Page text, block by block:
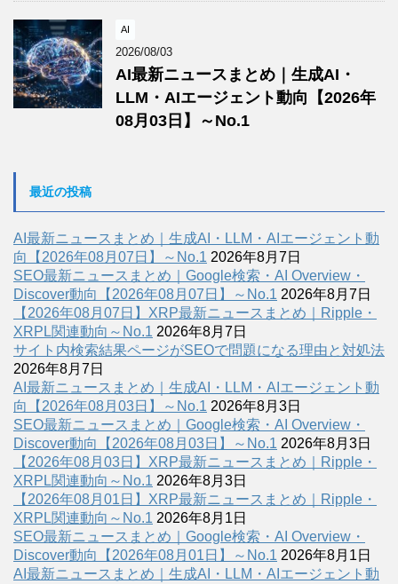
AI
2026/08/03
AI最新ニュースまとめ｜生成AI・
LLM・AIエージェント動向【2026年
08月03日】～No.1
最近の投稿
AI最新ニュースまとめ｜生成AI・LLM・AIエージェント動
向【2026年08月07日】～No.1 2026年8月7日
SEO最新ニュースまとめ｜Google検索・AI Overview・
Discover動向【2026年08月07日】～No.1 2026年8月7日
【2026年08月07日】XRP最新ニュースまとめ｜Ripple・
XRPL関連動向～No.1 2026年8月7日
サイト内検索結果ページがSEOで問題になる理由と対処法
2026年8月7日
AI最新ニュースまとめ｜生成AI・LLM・AIエージェント動
向【2026年08月03日】～No.1 2026年8月3日
SEO最新ニュースまとめ｜Google検索・AI Overview・
Discover動向【2026年08月03日】～No.1 2026年8月3日
【2026年08月03日】XRP最新ニュースまとめ｜Ripple・
XRPL関連動向～No.1 2026年8月3日
【2026年08月01日】XRP最新ニュースまとめ｜Ripple・
XRPL関連動向～No.1 2026年8月1日
SEO最新ニュースまとめ｜Google検索・AI Overview・
Discover動向【2026年08月01日】～No.1 2026年8月1日
AI最新ニュースまとめ｜生成AI・LLM・AIエージェント動